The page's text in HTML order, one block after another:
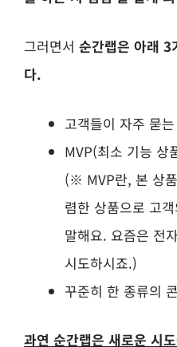
그러면서 순간랩은 아래 3
다.
고객들이 자주 묻
MVP(최소 기능 상
(※ MVP란, 본 상
렴한 상품으로 고
말해요. 요즘은 전
시도하시죠.)
꾸준히 한 종류의
과연 순간랩은 새로운 시